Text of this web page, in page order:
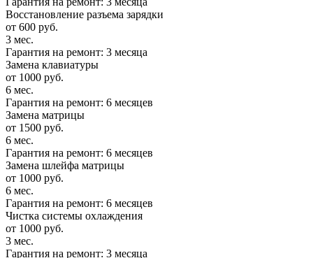
Восстановление разъема зарядки
от 600 руб.
3 мес.
Гарантия на ремонт: 3 месяца
Замена клавиатуры
от 1000 руб.
6 мес.
Гарантия на ремонт: 6 месяцев
Замена матрицы
от 1500 руб.
6 мес.
Гарантия на ремонт: 6 месяцев
Замена шлейфа матрицы
от 1000 руб.
6 мес.
Гарантия на ремонт: 6 месяцев
Чистка системы охлаждения
от 1000 руб.
3 мес.
Гарантия на ремонт: 3 месяца